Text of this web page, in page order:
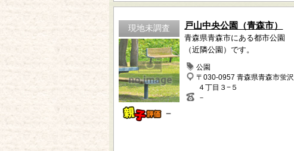
現地未調査
－
戸山中央公園（青森市）
青森県青森市にある都市公園
（近隣公園）です。
公園
〒030-0957 青森県青森市蛍沢
４丁目３−５
－